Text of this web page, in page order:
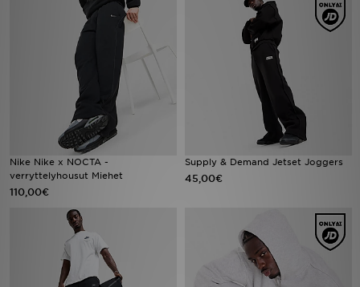
Nike Nike x NOCTA -
verryttelyhousut Miehet
110,00€
Supply & Demand Jetset Joggers
45,00€